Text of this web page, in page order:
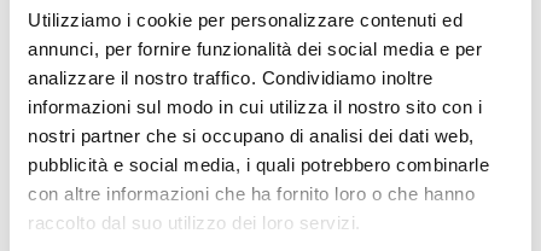
Utilizziamo i cookie per personalizzare contenuti ed
annunci, per fornire funzionalità dei social media e per
analizzare il nostro traffico. Condividiamo inoltre
informazioni sul modo in cui utilizza il nostro sito con i
nostri partner che si occupano di analisi dei dati web,
pubblicità e social media, i quali potrebbero combinarle
con altre informazioni che ha fornito loro o che hanno
raccolto dal suo utilizzo dei loro servizi.
L'AURORA TREIA si presenta con
entusiasmo e grandi ambizioni
... leggi
VIGOR MACERATA. Si riparte da tante
riconferme e tre volti nuovi